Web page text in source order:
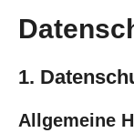
1.
Allgemeine